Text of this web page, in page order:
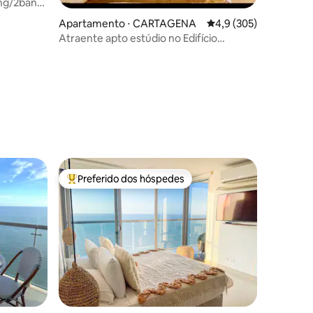
Apartamento ⋅ CARTAGENA 4,9 de uma avaliação
4,9 (305)
Atraente apto estúdio no Edifício
Entre os melhores preferidos dos hóspedes
Preferido dos hóspedes